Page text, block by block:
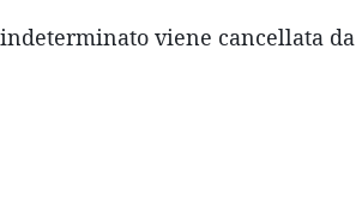
viene cancellata da